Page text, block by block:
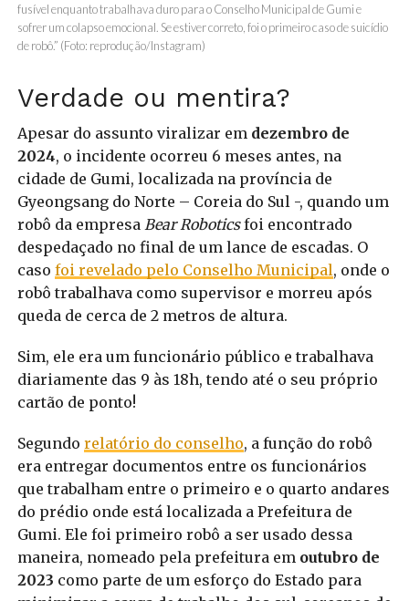
fusível enquanto trabalhava duro para o Conselho Municipal de Gumi e
sofrer um colapso emocional. Se estiver correto, foi o primeiro caso de suicídio
de robô.” (Foto: reprodução/Instagram)
Verdade ou mentira?
Apesar do assunto viralizar em dezembro de
2024, o incidente ocorreu 6 meses antes, na
cidade de Gumi, localizada na província de
Gyeongsang do Norte – Coreia do Sul -, quando um
robô da empresa Bear Roboticsfoi encontrado
despedaçado no final de um lance de escadas. O
caso foi revelado pelo Conselho Municipal, onde o
robô trabalhava como supervisor e morreu após
queda de cerca de 2 metros de altura.
Sim, ele era um funcionário público e trabalhava
diariamente das 9 às 18h, tendo até o seu próprio
cartão de ponto!
Segundo relatório do conselho, a função do robô
era entregar documentos entre os funcionários
que trabalham entre o primeiro e o quarto andares
do prédio onde está localizada a Prefeitura de
Gumi. Ele foi primeiro robô a ser usado dessa
maneira, nomeado pela prefeitura em outubro de
2023 como parte de um esforço do Estado para